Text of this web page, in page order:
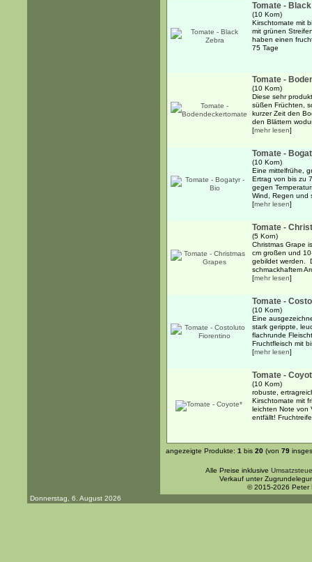
Tomate -
(10 Korn)
Kirschtomate mit
mit grünen
haben einen
75 Tage
Tomate -
(10 Korn)
Diese sehr
süßen Früchten,
kurzer Zeit den
den Blättern
[mehr lesen]
Tomate -
(10 Korn)
Eine mittelfrühe,
Ertrag von bis zu
gegen
Wind, Regen und
[mehr lesen]
Tomate -
(5 Korn)
Christmas Grape
cm großen und
gebildet werden.
schmackhaftem
[mehr lesen]
Tomate -
(10 Korn)
Eine
stark gerippte,
flachrunde
Fruchtfleisch mit
[mehr lesen]
Tomate -
(10 Korn)
robuste,
Kirschtomate mit
leichten Note von
entfällt!
angezeigte Produkte: 1 bis 20 (von 79
Alle Preise inklusive
Verkauf unter
© 2015-2026 Peter
Donnerstag, 6. August 2026